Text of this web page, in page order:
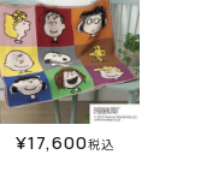
¥17,600税込